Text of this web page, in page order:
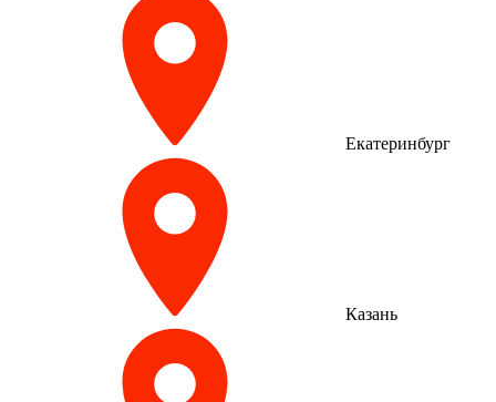
Екатеринбург
Казань